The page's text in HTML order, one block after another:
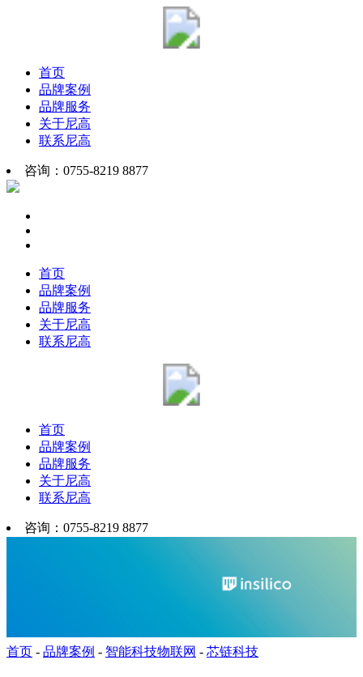
首页
品牌案例
品牌服务
关于尼高
联系尼高
咨询：0755-8219 8877
首页
品牌案例
品牌服务
关于尼高
联系尼高
首页
品牌案例
品牌服务
关于尼高
联系尼高
咨询：0755-8219 8877
首页 - 品牌案例 - 智能科技物联网 - 芯链科技